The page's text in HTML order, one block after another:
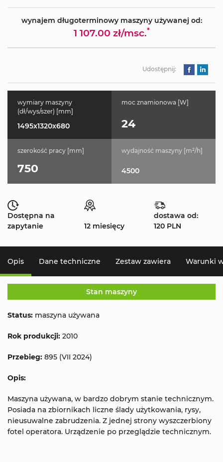
wynajem długoterminowy maszyny używanej od:
1 107.00 zł/msc.*
Udostępnij:
wymiary maszyny
(dł/wys/szer) [mm]
1495x1320x680
moc znamionowa [W]
24
szerokość pracy [mm]
750
wydajność maszyny [m²/h]
4500
Dostępna na
zapytanie
12 miesięcy
dostawa od:
120 PLN
Opis Dane techniczne Zestaw zawiera Warunki
Stan maszyny
Status: maszyna używana
Rok produkcji: 2010
Przebieg: 895 (VII 2024)
Opis:
Maszyna używana, w bardzo dobrym stanie technicznym.
Posiada na zbiornikach liczne ślady użytkowania, rysy,
nieusuwalne zabrudzenia. Z jednej strony wyszczerbiony
fotel operatora. Urządzenie po przeglądzie technicznym.